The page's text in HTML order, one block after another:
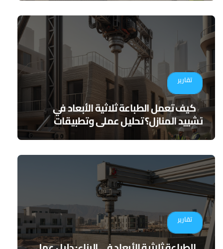
تقارير
كيف تعمل الطباعة ثلاثية الأبعاد في
تشييد المنازل؟ تحليل عملي وتطبيقات
مستقبلية
تقارير